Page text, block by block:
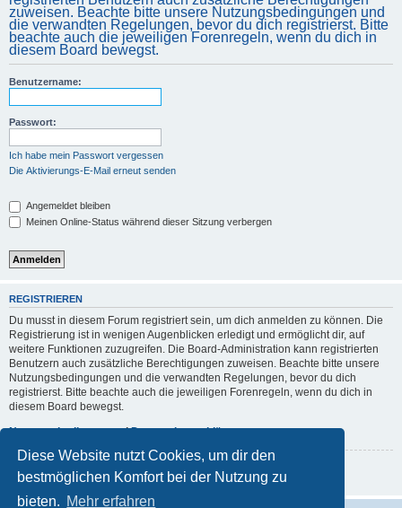
Diese Website nutzt Cookies, um dir den
bestmöglichen Komfort bei der Nutzung zu
bieten. Mehr erfahren
zuweisen. Beachte bitte unsere Nutzungsbedingungen und
die verwandten Regelungen, bevor du dich registrierst. Bitte
beachte auch die jeweiligen Forenregeln, wenn du dich in
diesem Board bewegst.
Benutzername:
Passwort:
Ich habe mein Passwort vergessen
Die Aktivierungs-E-Mail erneut senden
Angemeldet bleiben
Meinen Online-Status während dieser Sitzung verbergen
REGISTRIEREN
Du musst in diesem Forum registriert sein, um dich anmelden zu können. Die
Registrierung ist in wenigen Augenblicken erledigt und ermöglicht dir, auf
weitere Funktionen zuzugreifen. Die Board-Administration kann registrierten
Benutzern auch zusätzliche Berechtigungen zuweisen. Beachte bitte unsere
Nutzungsbedingungen und die verwandten Regelungen, bevor du dich
registrierst. Bitte beachte auch die jeweiligen Forenregeln, wenn du dich in
diesem Board bewegst.
Nutzungsbedingungen|Datenschutzerklärung
Registrieren